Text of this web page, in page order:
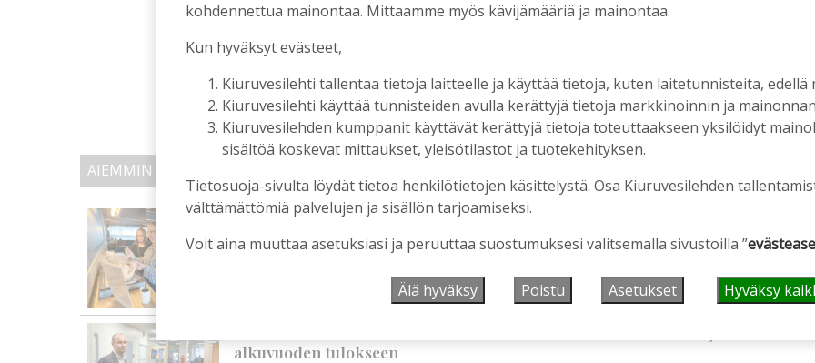
AIEMMIN AIHEESTA
Biokaasu, Hingunniemi, tiet, rahoitusasiat, työllisyys, lääkäripula… –
ministeri Sari Essayahin kanssa piisasi keskustelunaiheita
6.8.2026 16:00
alkuvuoden tulokseen
kohdennettua mainontaa. Mittaamme myös kävijämääriä ja mainontaa.
Kun hyväksyt evästeet,
Kiuruvesilehti tallentaa tietoja laitteelle ja käyttää tietoja, kuten laitetunnisteita,
Kiuruvesilehti käyttää tunnisteiden avulla kerättyjä tietoja markkinoinnin ja
Kiuruvesilehden kumppanit käyttävät kerättyjä tietoja toteuttaakseen yksilöidyt
sisältöä koskevat mittaukset, yleisötilastot ja tuotekehityksen.
Tietosuoja-sivulta löydät tietoa henkilötietojen käsittelystä. Osa Kiuruvesilehden
välttämättömiä palvelujen ja sisällön tarjoamiseksi.
Voit aina muuttaa asetuksiasi ja peruuttaa suostumuksesi valitsemalla sivustoilla ”
Älä hyväksy Poistu Asetukset Hyväksy